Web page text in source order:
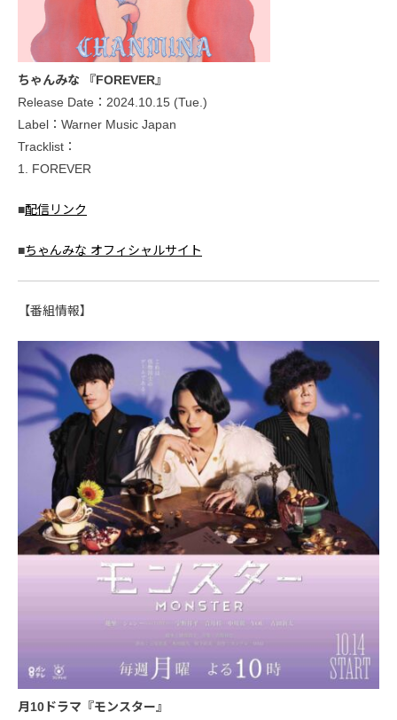
ちゃんみな 『FOREVER』
Release Date：2024.10.15 (Tue.)
Label：Warner Music Japan
Tracklist：
1. FOREVER
■配信リンク
■ちゃんみな オフィシャルサイト
【番組情報】
月10ドラマ『モンスター』